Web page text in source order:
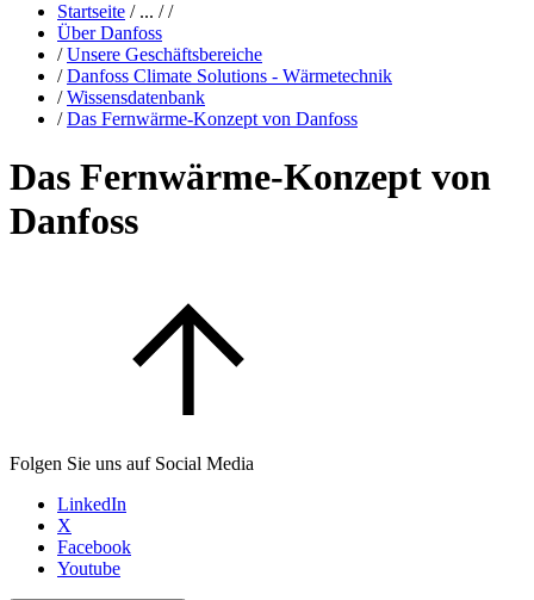
Startseite /... / /
Über Danfoss
/ Unsere Geschäftsbereiche
/ Danfoss Climate Solutions - Wärmetechnik
/ Wissensdatenbank
/ Das Fernwärme-Konzept von Danfoss
Das Fernwärme-Konzept von
Danfoss
Folgen Sie uns auf Social Media
LinkedIn
X
Facebook
Youtube